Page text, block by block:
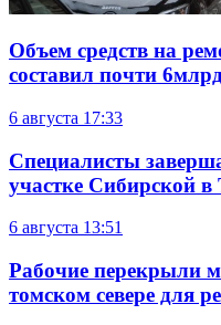
Объем средств на
составил почти
6 августа 17:33
Специалисты
участке Сибирской в
6 августа 13:51
Рабочие перекрыли
томском севере для